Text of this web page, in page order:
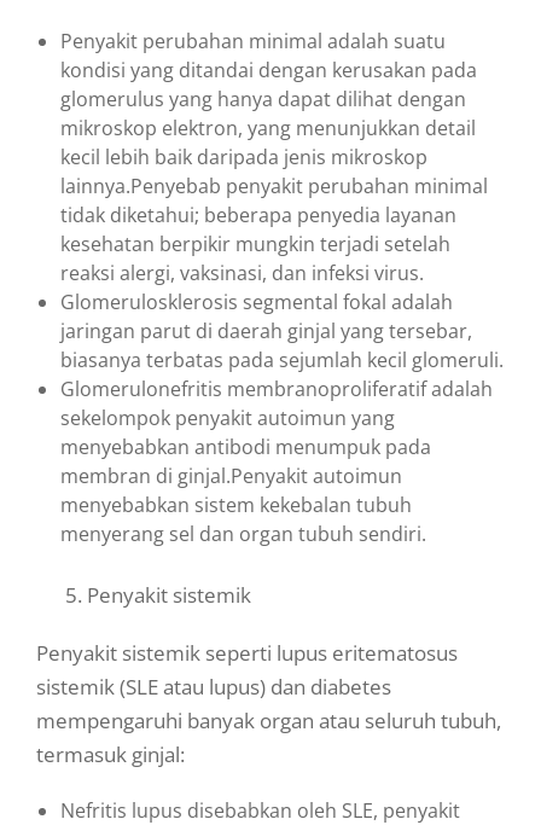
Penyakit perubahan minimal adalah suatu
kondisi yang ditandai dengan kerusakan pada
glomerulus yang hanya dapat dilihat dengan
mikroskop elektron, yang menunjukkan detail
kecil lebih baik daripada jenis mikroskop
lainnya.Penyebab penyakit perubahan minimal
tidak diketahui; beberapa penyedia layanan
kesehatan berpikir mungkin terjadi setelah
reaksi alergi, vaksinasi, dan infeksi virus.
Glomerulosklerosis segmental fokal adalah
jaringan parut di daerah ginjal yang tersebar,
biasanya terbatas pada sejumlah kecil glomeruli.
Glomerulonefritis membranoproliferatif adalah
sekelompok penyakit autoimun yang
menyebabkan antibodi menumpuk pada
membran di ginjal.Penyakit autoimun
menyebabkan sistem kekebalan tubuh
menyerang sel dan organ tubuh sendiri.
5. Penyakit sistemik
Penyakit sistemik seperti lupus eritematosus
sistemik (SLE atau lupus) dan diabetes
mempengaruhi banyak organ atau seluruh tubuh,
termasuk ginjal:
Nefritis lupus disebabkan oleh SLE, penyakit